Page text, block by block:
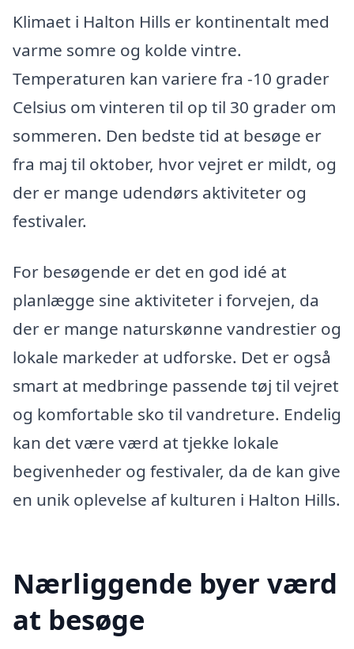
Klimaet i Halton Hills er kontinentalt med
varme somre og kolde vintre.
Temperaturen kan variere fra -10 grader
Celsius om vinteren til op til 30 grader om
sommeren. Den bedste tid at besøge er
fra maj til oktober, hvor vejret er mildt, og
der er mange udendørs aktiviteter og
festivaler.
For besøgende er det en god idé at
planlægge sine aktiviteter i forvejen, da
der er mange naturskønne vandrestier og
lokale markeder at udforske. Det er også
smart at medbringe passende tøj til vejret
og komfortable sko til vandreture. Endelig
kan det være værd at tjekke lokale
begivenheder og festivaler, da de kan give
en unik oplevelse af kulturen i Halton Hills.
Nærliggende byer værd
at besøge